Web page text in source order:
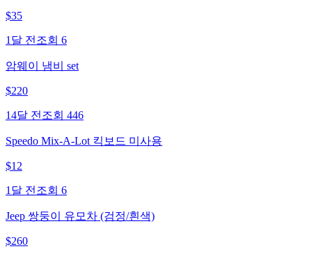
$35
1달 전 조회 6
암웨이 냄비 set
$220
14달 전 조회 446
Speedo Mix-A-Lot 킥보드 미사용
$12
1달 전 조회 6
Jeep 쌍둥이 유모차 (검정/흰색)
$260